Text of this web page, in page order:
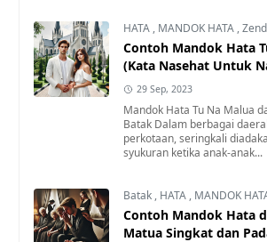
HATA , MANDOK HATA ,
Contoh Mandok Hata
(Kata Nasehat Untuk
29 Sep, 2023
Mandok Hata Tu Na Malua
Batak Dalam berbagai
perkotaan, seringkali
syukuran ketika anak-anak...
Batak , HATA , MANDOK
Contoh Mandok Hata
Matua Singkat dan